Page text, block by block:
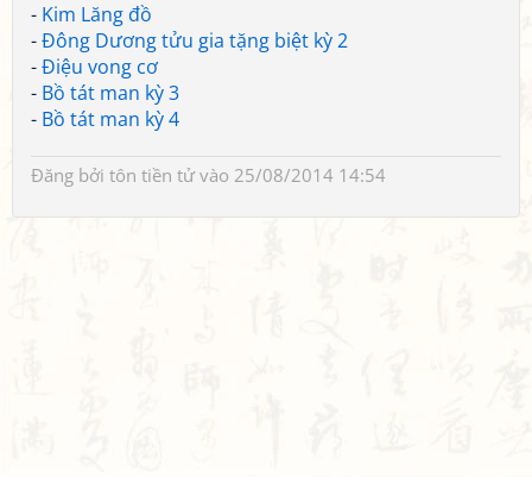
- Kim Lăng đồ
-Đông Dương tửu gia tặng biệt kỳ 2
-Điệu vong cơ
- Bồ tát man kỳ 3
- Bồ tát man kỳ 4
Đăng bởi tôn tiền tửvào 25/08/2014 14:54